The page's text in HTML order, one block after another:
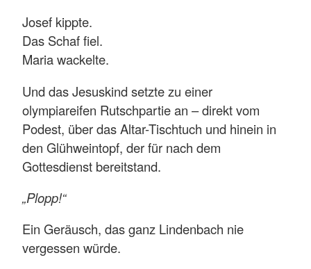
Josef kippte.
Das Schaf fiel.
Maria wackelte.
Und das Jesuskind setzte zu einer
olympiareifen Rutschpartie an – direkt vom
Podest, über das Altar-Tischtuch und hinein in
den Glühweintopf, der für nach dem
Gottesdienst bereitstand.
„Plopp!“
Ein Geräusch, das ganz Lindenbach nie
vergessen würde.